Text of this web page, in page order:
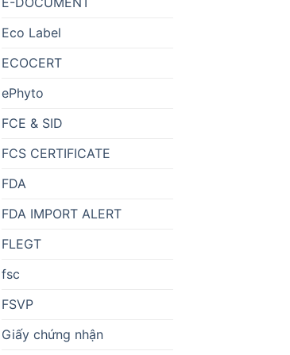
Eco Label
ECOCERT
ePhyto
FCE & SID
FCS CERTIFICATE
FDA
FDA IMPORT ALERT
FLEGT
fsc
FSVP
Giấy chứng nhận